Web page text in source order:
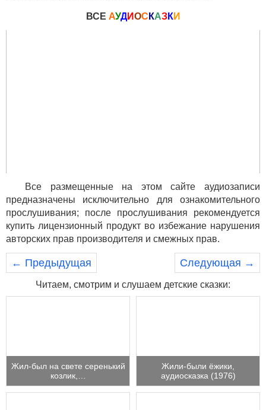
ВСЕ АУДИОС КАЗКИ
Все размещенные на этом сайте аудиозаписи
предназначены исключительно для ознакомительного
прослушивания; после прослушивания рекомендуется
купить лицензионный продукт во избежание нарушения
авторских прав производителя и смежных прав.
← Предыдущая Следующая →
Читаем, смотрим и слушаем детские сказки:
Жил-был на свете серенький
козлик,…
Жили-были ёжики,
аудиосказка (1976)